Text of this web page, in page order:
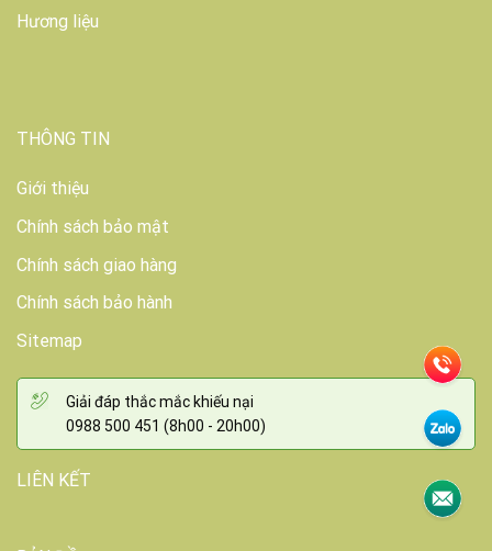
Hương liệu
THÔNG TIN
Giới thiệu
Chính sách bảo mật
Chính sách giao hàng
Chính sách bảo hành
Sitemap
Giải đáp thắc mắc khiếu nại
0988 500 451 (8h00 - 20h00)
LIÊN KẾT